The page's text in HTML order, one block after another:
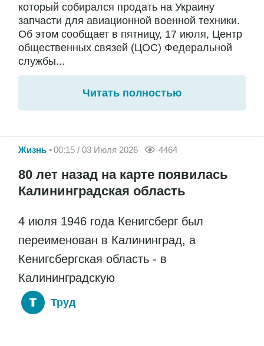
который собирался продать на Украину
запчасти для авиационной военной техники.
Об этом сообщает в пятницу, 17 июля, Центр
общественных связей (ЦОС) Федеральной
службы...
Читать полностью
Жизнь 00:15 / 03 Июля 2026 4464
80 лет назад на карте появилась
Калининградская область
4 июля 1946 года Кенигсберг был
переименован в Калининград, а
Кенигсбергская область - в
Калининградскую
Труд